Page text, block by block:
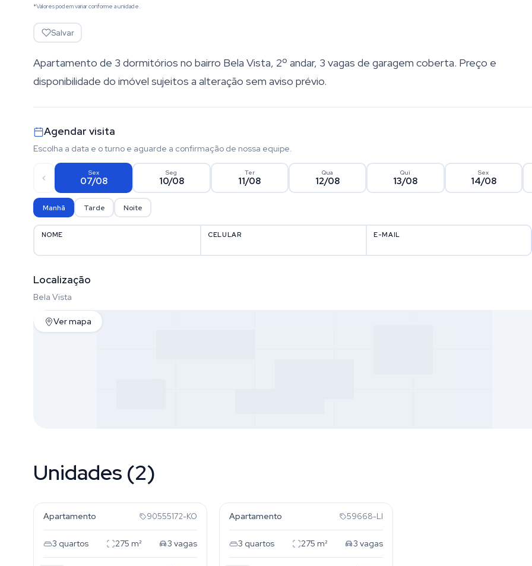
*Valores podem variar conforme a unidade.
Salvar
Apartamento de 3 dormitórios no bairro Bela Vista, 2º andar, 3 vagas de garagem coberta. Preço e
disponibilidade do imóvel sujeitos a alteração sem aviso prévio.
Agendar visita
Escolha a data e o turno e aguarde a confirmação de nossa equipe.
Sex
07/08
Seg
10/08
Ter
11/08
Qua
12/08
Qui
13/08
Sex
14/08
Manhã Tarde Noite
NOME CELULAR E-MAIL
Localização
Bela Vista
Ver mapa
Unidades (2)
Apartamento 90555172-KO
3 quartos 275 m² 3 vagas
Apartamento 59668-LI
3 quartos 275 m² 3 vagas